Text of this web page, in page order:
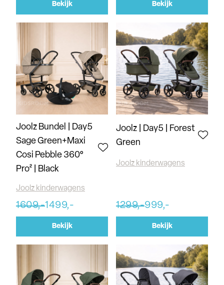
Bekijk Bekijk
Joolz Bundel | Day5
Sage Green+Maxi
Cosi Pebble 360°
Pro² | Black
Joolz kinderwagens
1609,-1499,-
Bekijk
Joolz | Day5 | Forest
Green
Joolz kinderwagens
1299,-999,-
Bekijk